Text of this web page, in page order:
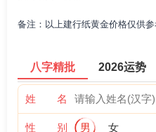
备注：以上建行纸黄金价格仅供参
八字精批 2026运势
姓 名
性 别 男 女